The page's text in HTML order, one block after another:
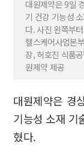
대원제약은 9일
기 건강 기능성
다. 사진 왼쪽부
헬스케어사업본
장, 허호진 식품
원제약 제공
대원제약은 경
기능성 소재 기
혔다.